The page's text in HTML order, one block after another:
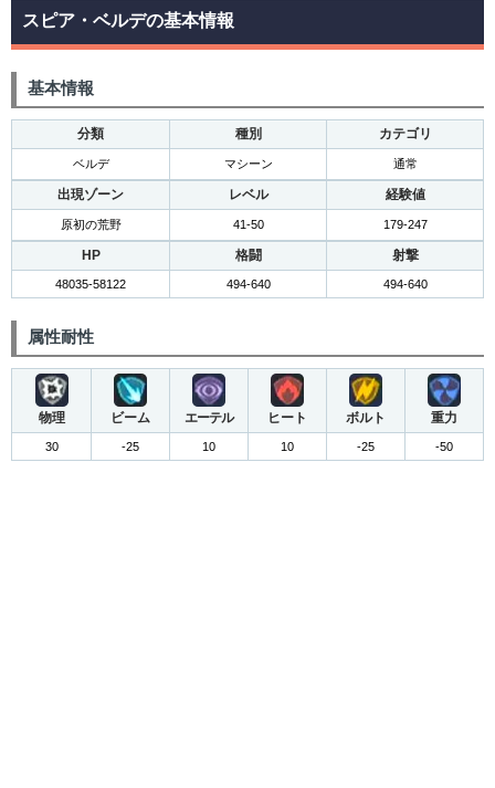
スピア・ベルデの基本情報
基本情報
分類 種別 カテゴリ
ベルデ マシーン 通常
出現ゾーン レベル 経験値
原初の荒野 41-50 179-247
HP 格闘 射撃
48035-58122 494-640 494-640
属性耐性
物理 ビーム エーテル ヒート ボルト 重力
30 -25 10 10 -25 -50